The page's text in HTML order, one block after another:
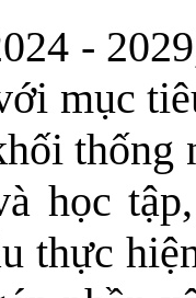
-
mục
thống
học
thực